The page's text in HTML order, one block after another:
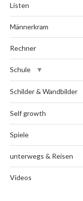
Listen
Männerkram
Rechner
Schule
Schilder & Wandbilder
Self growth
Spiele
unterwegs & Reisen
Videos